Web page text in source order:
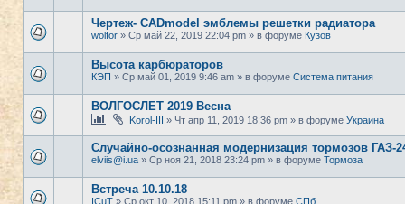
Чертеж- CADmodel эмблемы решетки радиатора
wolfor » Ср май 22, 2019 22:04 pm » в форуме Кузов
Высота карбюраторов
КЭП » Ср май 01, 2019 9:46 am » в форуме Система питания
ВОЛГОСЛЕТ 2019 Весна
Korol-III » Чт апр 11, 2019 18:36 pm » в форуме Украина
Случайно-осознанная модернизация тормозов ГАЗ-
elviis@i.ua » Ср ноя 21, 2018 23:24 pm » в форуме Тормоза
Встреча 10.10.18
ICuT » Ср окт 10, 2018 15:11 pm » в форуме СПб